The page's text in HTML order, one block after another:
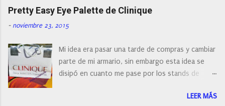
naturalmente de todos los precios. Existe en la
actualidad tal variedad, que antes de hacer la
compra debemos de hacernos unas preguntas:
post os voy a dar mi opinión de porque elegí mi
cepillo facial de Clinique
Pretty Easy Eye Palette de Clinique
- noviembre 23, 2015
Mi idea era pasar una tarde de compras y cambiar
parte de mi armario, sin embargo esta idea se
disipó en cuanto me pase por los stands de
resistirse a esta paleta de colores de Clinique.
LEER MÁS